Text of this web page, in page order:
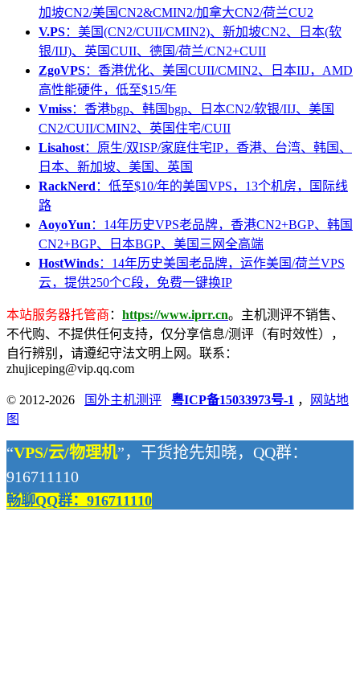
加坡CN2/美国CN2&CMIN2/加拿大CN2/荷兰CU2
V.PS：美国(CN2/CUII/CMIN2)、新加坡CN2、日本(软
银/IIJ)、英国CUII、德国/荷兰/CN2+CUII
ZgoVPS：香港优化、美国CUII/CMIN2、日本IIJ，AMD
高性能硬件，低至$15/年
Vmiss：香港bgp、韩国bgp、日本CN2/软银/IIJ、美国
CN2/CUII/CMIN2、英国住宅/CUII
Lisahost：原生/双ISP/家庭住宅IP，香港、台湾、韩国、
日本、新加坡、美国、英国
RackNerd ：低至$10/年的美国VPS，13个机房，国际线
路
AoyoYun ：14年历史VPS老品牌，香港CN2+BGP、韩国
CN2+BGP、日本BGP、美国三网全高端
HostWinds：14年历史美国老品牌，运作美国/荷兰VPS
云，提供250个C段，免费一键换IP
本站服务器托管商 ： https://www.iprr.cn。主机测评不销售、
不代购、不提供任何支持，仅分享信息/测评（有时效性），
自行辨别，请遵纪守法文明上网。联系：
zhujiceping@vip.qq.com
© 2012-2026 国外主机测评 粤ICP备15033973号-1 ，
网站地
图
“VPS/云/物理机”，干货抢先知晓，QQ群：
916711110
畅聊QQ群：916711110